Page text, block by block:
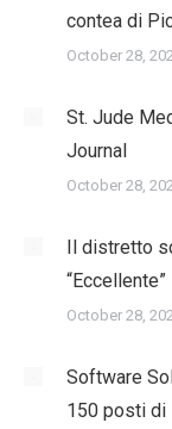
contea di
October 28,
St. Jude
Journal
October 28,
Il distretto
October 28,
Software
150 posti di